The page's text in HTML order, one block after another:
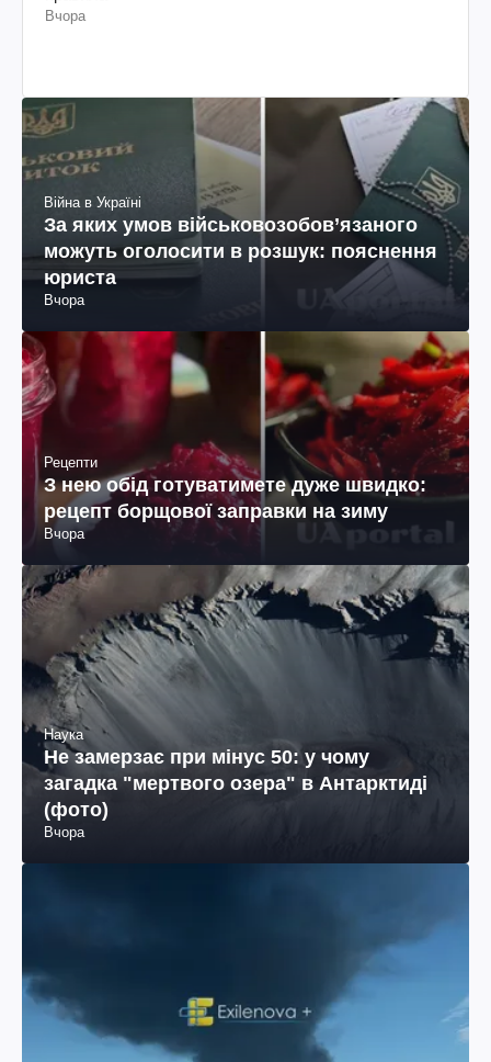
Вчора
Війна в Україні
За яких умов військовозобов’язаного
можуть оголосити в розшук: пояснення
юриста
Вчора
Рецепти
З нею обід готуватимете дуже швидко:
рецепт борщової заправки на зиму
Вчора
Наука
Не замерзає при мінус 50: у чому
загадка "мертвого озера" в Антарктиді
(фото)
Вчора